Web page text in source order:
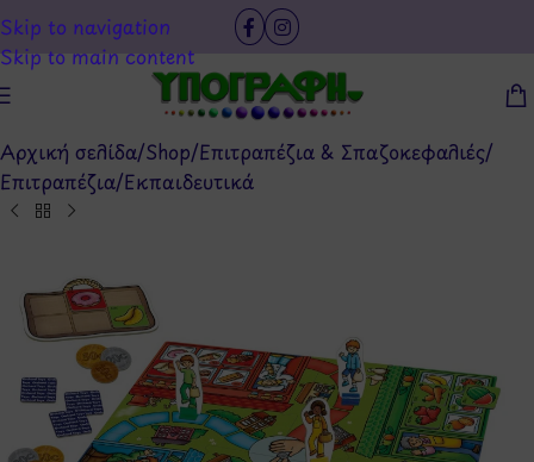
Skip to navigation
Skip to main content
Αρχική σελίδα/Shop/Επιτραπέζια & Σπαζοκεφαλιές/
Επιτραπέζια/Εκπαιδευτικά